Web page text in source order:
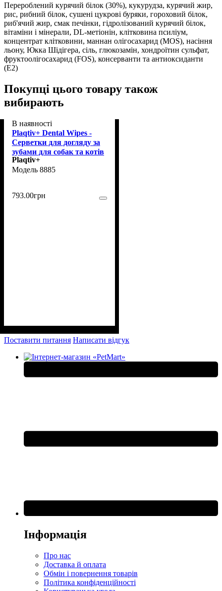
Перероблений курячий білок (30%), кукурудза, курячий жир,
рис, рибний білок, сушені цукрові буряки, гороховий білок,
риб'ячий жир, смак печінки, гідролізований курячий білок,
вітаміни і мінерали, DL-метіонін, клітковина псиліум,
концентрат клітковини, маннан олігосахарид (MOS), насіння
льону, Юкка Шідігера, сіль, глюкозамін, хондроїтин сульфат,
фруктоолігосахарид (FOS), консерванти та антиоксиданти
(E2)
Покупці цього товару також
вибирають
В наявності
Plaqtiv+ Dental Wipes -
Серветки для догляду за
зубами для собак та котів
64 шт (8885)
Plaqtiv+
8885
793.00грн
Поставити питання Написати відгук
Інформація
Про нас
Доставка й оплата
Обмін і повернення товарів
Політика конфіденційності